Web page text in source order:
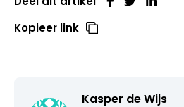
Kopieer link
Kasper de Wijs